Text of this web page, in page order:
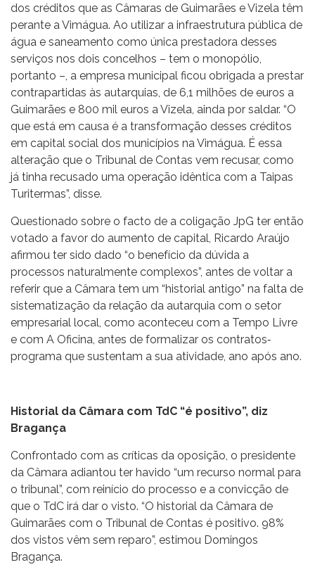
dos créditos que as Câmaras de Guimarães e Vizela têm
perante a Vimágua. Ao utilizar a infraestrutura pública de
água e saneamento como única prestadora desses
serviços nos dois concelhos – tem o monopólio,
portanto –, a empresa municipal ficou obrigada a prestar
contrapartidas às autarquias, de 6,1 milhões de euros a
Guimarães e 800 mil euros a Vizela, ainda por saldar. “O
que está em causa é a transformação desses créditos
em capital social dos municípios na Vimágua. É essa
alteração que o Tribunal de Contas vem recusar, como
já tinha recusado uma operação idêntica com a Taipas
Turitermas”, disse.
Questionado sobre o facto de a coligação JpG ter então
votado a favor do aumento de capital, Ricardo Araújo
afirmou ter sido dado “o benefício da dúvida a
processos naturalmente complexos”, antes de voltar a
referir que a Câmara tem um “historial antigo” na falta de
sistematização da relação da autarquia com o setor
empresarial local, como aconteceu com a Tempo Livre
e com A Oficina, antes de formalizar os contratos‐
programa que sustentam a sua atividade, ano após ano.
Historial da Câmara com TdC “é positivo”, diz
Bragança
Confrontado com as críticas da oposição, o presidente
da Câmara adiantou ter havido “um recurso normal para
o tribunal”, com reinício do processo e a convicção de
que o TdC irá dar o visto. “O historial da Câmara de
Guimarães com o Tribunal de Contas é positivo. 98%
dos vistos vêm sem reparo”, estimou Domingos
Bragança.